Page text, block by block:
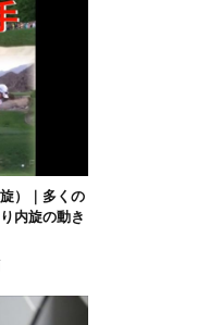
）｜多くの
内旋の動き